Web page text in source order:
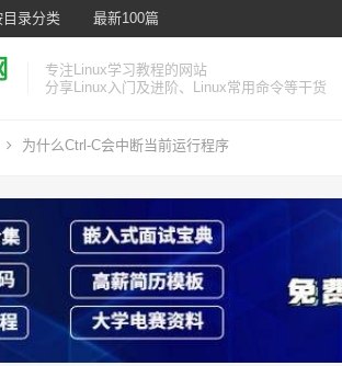
目录分类 最新100篇
专注Linux学习教程的网站
分享Linux入门及进阶、Linux常用命令等干货
为什么Ctrl-C会中断当前运行程序